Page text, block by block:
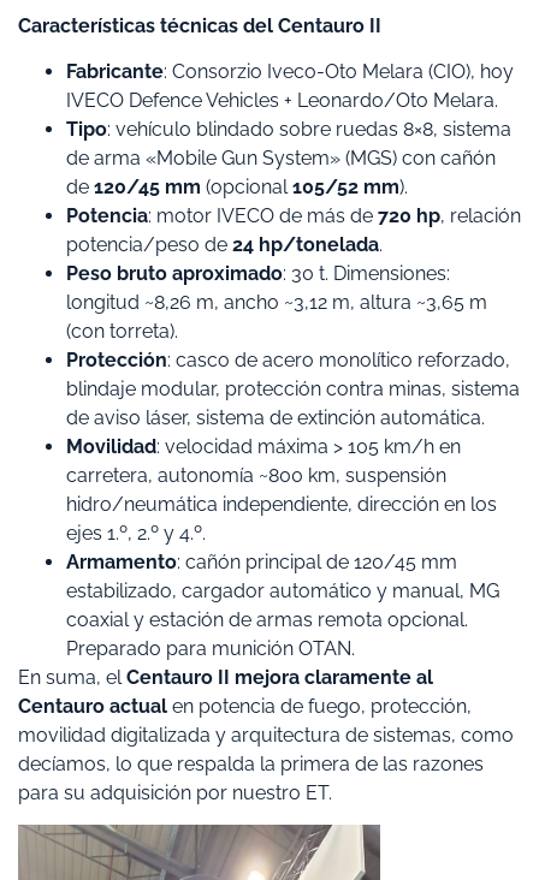
Características técnicas del Centauro II
Fabricante: Consorzio Iveco-Oto Melara (CIO), hoy
IVECO Defence Vehicles + Leonardo/Oto Melara.
Tipo: vehículo blindado sobre ruedas 8×8, sistema
de arma «Mobile Gun System» (MGS) con cañón
de 120/45 mm (opcional105/52 mm).
Potencia: motor IVECO de más de 720 hp, relación
potencia/peso de 24 hp/tonelada.
Peso bruto aproximado: 30 t. Dimensiones:
longitud ~8,26 m, ancho ~3,12 m, altura ~3,65 m
(con torreta).
Protección: casco de acero monolítico reforzado,
blindaje modular, protección contra minas, sistema
de aviso láser, sistema de extinción automática.
Movilidad: velocidad máxima > 105 km/h en
carretera, autonomía ~800 km, suspensión
hidro/neumática independiente, dirección en los
ejes 1.º, 2.º y 4.º.
Armamento: cañón principal de 120/45 mm
estabilizado, cargador automático y manual, MG
coaxial y estación de armas remota opcional.
Preparado para munición OTAN.
En suma, elCentauro II mejora claramente al
Centauro actual en potencia de fuego, protección,
movilidad digitalizada y arquitectura de sistemas, como
decíamos, lo que respalda la primera de las razones
para su adquisición por nuestro ET.